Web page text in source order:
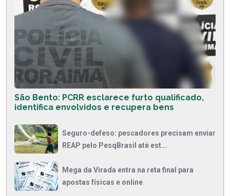
São Bento: PCRR esclarece furto qualificado,
identifica envolvidos e recupera bens
Seguro-defeso: pescadores precisam enviar
REAP pelo PesqBrasil até est...
Mega da Virada entra na reta final para
apostas físicas e online